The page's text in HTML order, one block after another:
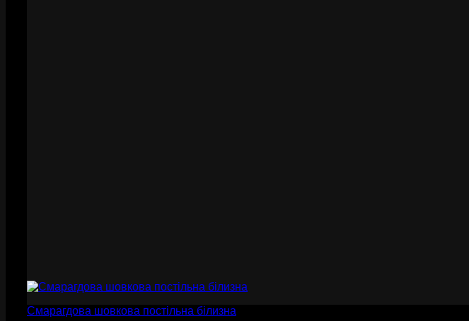
Смарагдова шовкова постільна білизна